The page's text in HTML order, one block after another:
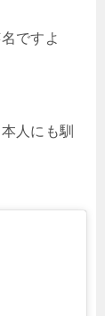
ですよ
人にも馴